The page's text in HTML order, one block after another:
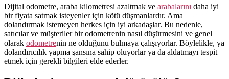
Dijital odometre, araba kilometresi azaltmak ve arabalarını daha iyi
bir fiyata satmak isteyenler için kötü düşmanlardır. Ama
dolandırmak istemeyen herkes için iyi arkadaşlar. Bu nedenle,
satıcılar ve müşteriler birodometrenin nasıl düşürmesini ve genel
olarak odometrenin ne olduğunu bulmaya çalışıyorlar. Böylelikle, ya
dolandırıcılık yapma şansına sahip oluyorlar ya da aldatmayı tespit
etmek için gerekli bilgileri elde ederler.